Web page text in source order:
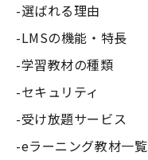
選ばれる理由
LMSの機能・特長
学習教材の種類
セキュリティ
受け放題サービス
eラーニング教材一覧